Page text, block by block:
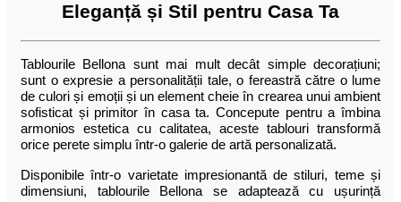
Eleganță și Stil pentru Casa Ta
Tablourile Bellona sunt mai mult decât simple decorațiuni;
sunt o expresie a personalității tale, o fereastră către o lume
de culori și emoții și un element cheie în crearea unui ambient
sofisticat și primitor în casa ta. Concepute pentru a îmbina
armonios estetica cu calitatea, aceste tablouri transformă
orice perete simplu într-o galerie de artă personalizată.
Disponibile într-o varietate impresionantă de stiluri, teme și
dimensiuni, tablourile Bellona se adaptează cu ușurință